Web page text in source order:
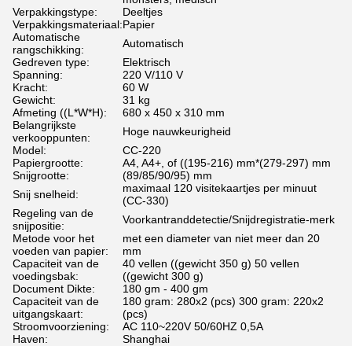
Verpakkingstype:
Deeltjes
Verpakkingsmateriaal:Papier
Automatische
rangschikking:
Automatisch
Gedreven type:
Elektrisch
Spanning:
220 V/110 V
Kracht:
60 W
Gewicht:
31 kg
Afmeting ((L*W*H):
680 x 450 x 310 mm
Belangrijkste
verkooppunten:
Hoge nauwkeurigheid
Model:
CC-220
Papiergrootte:
A4, A4+, of ((195-216) mm*(279-297) mm
Snijgrootte:
(89/85/90/95) mm
Snij snelheid:
maximaal 120 visitekaartjes per minuut
(CC-330)
Regeling van de
snijpositie:
Voorkantranddetectie/Snijdregistratie-merk
Metode voor het
voeden van papier:
met een diameter van niet meer dan 20
mm
Capaciteit van de
voedingsbak:
40 vellen ((gewicht 350 g) 50 vellen
((gewicht 300 g)
Document Dikte:
180 gm - 400 gm
Capaciteit van de
uitgangskaart:
180 gram: 280x2 (pcs) 300 gram: 220x2
(pcs)
Stroomvoorziening:
AC 110~220V 50/60HZ 0,5A
Haven:
Shanghai